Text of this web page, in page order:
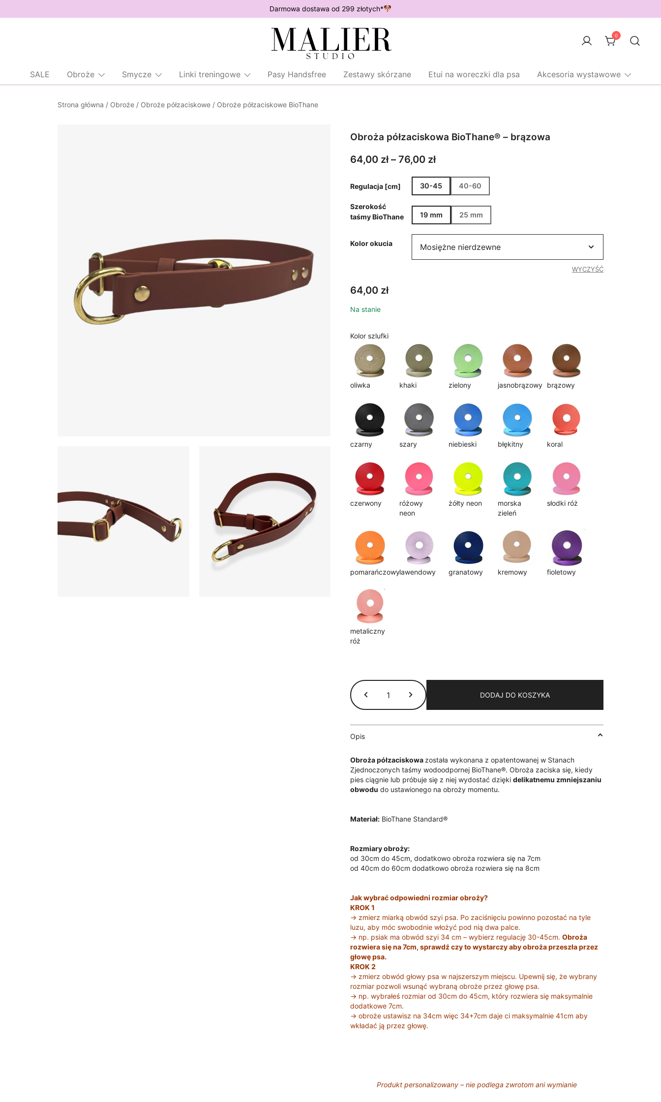
Darmowa dostawa od 299 złotych*
Malier Studio
0
SALE Obroże Smycze Linki treningowe Pasy Handsfree Zestawy skórzane Etui na woreczki dla psa Akcesoria wystawowe
Strona główna / Obroże / Obroże półzaciskowe / Obroże półzaciskowe BioThane
Obroża półzaciskowa BioThane® – brązowa
64,00 zł – 76,00 złZakres
od
do
76,00 zł
Regulacja [cm] 30-45 40-60
Szerokość
taśmy BioThane
19 mm 25 mm
Kolor okucia
WYCZYŚĆ
64,00 zł
Na stanie
Kolor szlufki
oliwka khaki zielony jasnobrązowy brązowy
czarny szary niebieski błękitny koral
czerwony
różowy
neon
żółty neon
morska
zieleń
słodki róż
pomarańczowylawendowy granatowy kremowy fioletowy
metaliczny
róż
Obroża
półzaciskowa
-
DODAJ DO KOSZYKA
Opis
Obroża półzaciskowa została wykonana z opatentowanej w Stanach
Zjednoczonych taśmy wodoodpornej BioThane®. Obroża zaciska się, kiedy
pies ciągnie lub próbuje się z niej wydostać dzięki delikatnemu zmniejszaniu
obwodu do ustawionego na obroży momentu.
Materiał: BioThane Standard®
Rozmiary obroży:
od 30cm do 45cm, dodatkowo obroża rozwiera się na 7cm
od 40cm do 60cm dodatkowo obroża rozwiera się na 8cm
Jak wybrać odpowiedni rozmiar obroży?
KROK 1
→ zmierz miarką obwód szyi psa. Po zaciśnięciu powinno pozostać na tyle
luzu, aby móc swobodnie włożyć pod nią dwa palce.
→ np. psiak ma obwód szyi 34 cm – wybierz regulację 30-45cm. Obroża
rozwiera się na 7cm, sprawdź czy to wystarczy aby obroża przeszła przez
głowę psa.
KROK 2
→ zmierz obwód głowy psa w najszerszym miejscu. Upewnij się, że wybrany
rozmiar pozwoli wsunąć wybraną obroże przez głowę psa.
→ np. wybrałeś rozmiar od 30cm do 45cm, który rozwiera się maksymalnie
dodatkowe 7cm.
→ obroże ustawisz na 34cm więc 34+7cm daje ci maksymalnie 41cm aby
wkładać ją przez głowę.
Produkt personalizowany – nie podlega zwrotom ani wymianie